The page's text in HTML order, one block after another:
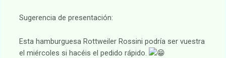
Sugerencia de presentación:
Esta hamburguesa Rottweiler Rossini podría ser vuestra
el miércoles si hacéis el pedido rápido.